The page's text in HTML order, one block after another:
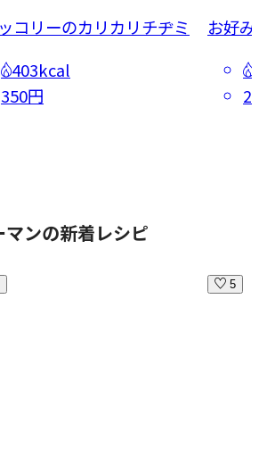
コリーのカリカリチヂミ
403kcal
350円
お好
マンの新着レシピ
5